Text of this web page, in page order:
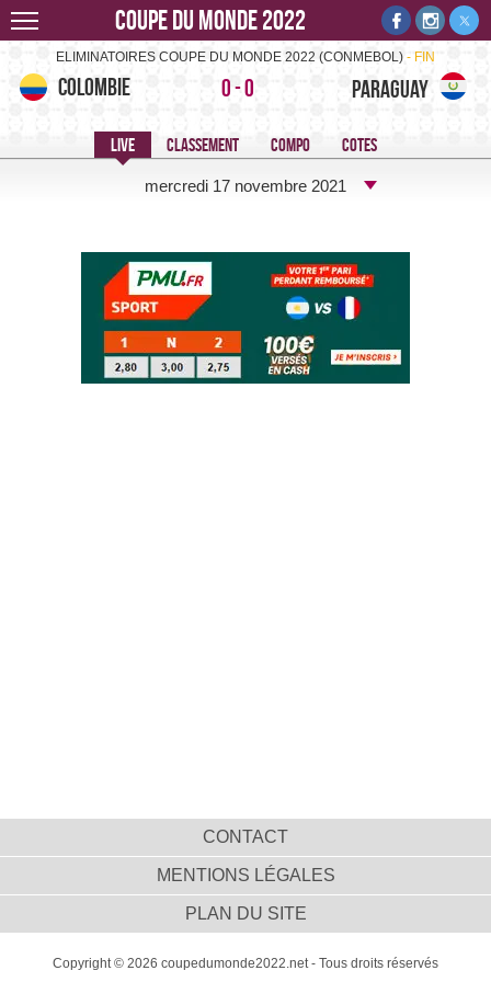
Coupe du monde 2022
Colombie-Paraguay -
ELIMINATOIRES COUPE DU MONDE 2022 (CONMEBOL)
FIN
Colombie 0-0 Paraguay
mercredi 17 novembre 2021
CONTACT
MENTIONS LÉGALES
PLAN DU SITE
Copyright © 2026 coupedumonde2022.net - Tous droits réservés